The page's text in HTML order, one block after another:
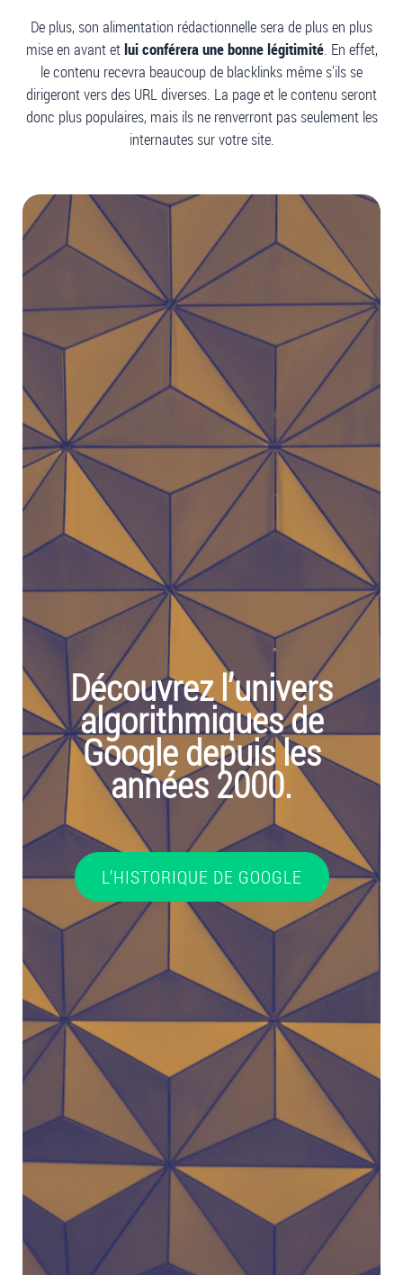
De plus, son alimentation rédactionnelle sera de plus en plus
mise en avant etlui conférera une bonne légitimité. En effet,
le contenu recevra beaucoup de blacklinks même s’ils se
dirigeront vers des URL diverses. La page et le contenu seront
donc plus populaires, mais ils ne renverront pas seulement les
internautes sur votre site.
Découvrez l’univers
algorithmiques de
Google depuis les
années 2000.
L’HISTORIQUE DE GOOGLE